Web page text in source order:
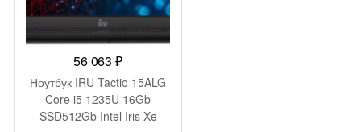
56 063₽
Ноутбук IRU Tactio 15ALG
Core i5 1235U 16Gb
SSD512Gb Intel Iris Xe